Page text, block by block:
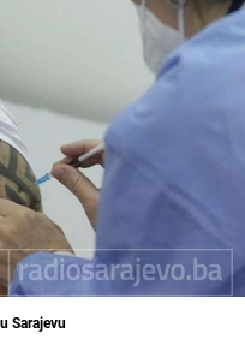
Sarajevu